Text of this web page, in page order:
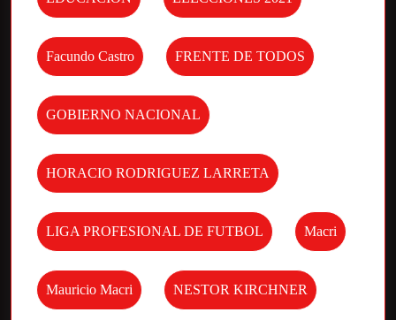
Facundo Castro FRENTE DE TODOS
GOBIERNO NACIONAL
HORACIO RODRIGUEZ LARRETA
LIGA PROFESIONAL DE FUTBOL Macri
Mauricio Macri NESTOR KIRCHNER